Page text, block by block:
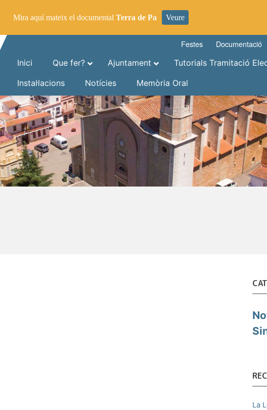
Festes Documentació
Inici
Que fer? Ajuntament
Tutorials Tramitació
Instal·lacions
Notícies Memòria Oral
La
Mira aquí mateix el documental Terra de Pa Veure